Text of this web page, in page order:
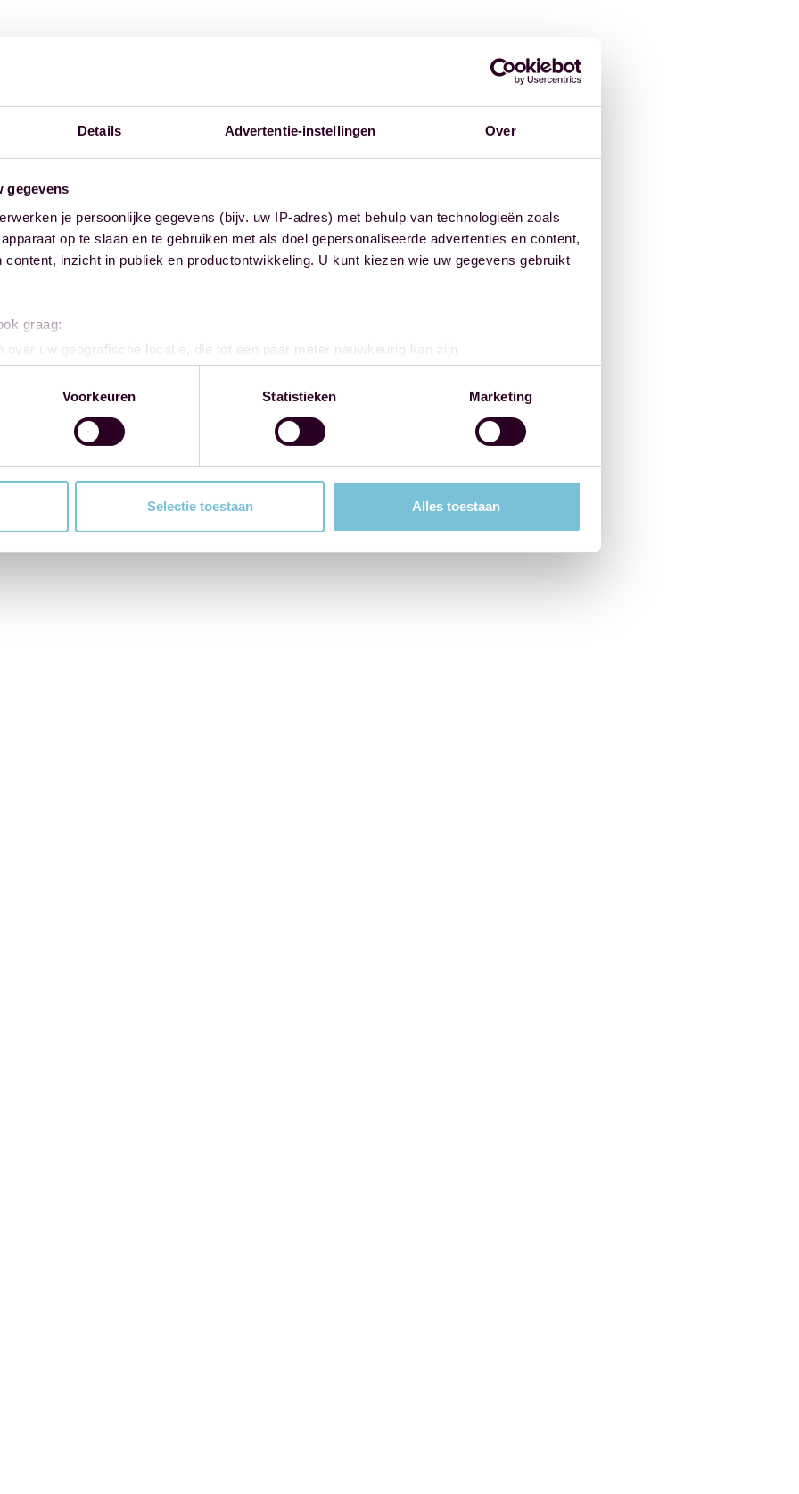
Details Advertentie-instellingen Over
gegevens
je persoonlijke gegevens (bijv. uw IP-adres) met behulp van technologieën zoals
op te slaan en te gebruiken met als doel gepersonaliseerde advertenties en content,
content, inzicht in publiek en productontwikkeling. U kunt kiezen wie uw gegevens gebruikt
graag:
over uw geografische locatie, die tot een paar meter nauwkeurig kan zijn
door het actief te scannen op specifieke eigenschappen (fingerprinting)
gegevens worden verwerkt en stel uw voorkeuren in het
detailgedeeltein. U kunt uw
of intrekken in de Cookieverklaring.
Ook delen we informatie over uw gebruik van onze site met onze partners voor social
Deze partners kunnen deze gegevens combineren met andere informatie die u aan ze heeft
Voorkeuren Statistieken Marketing
Selectie toestaan Alles toestaan